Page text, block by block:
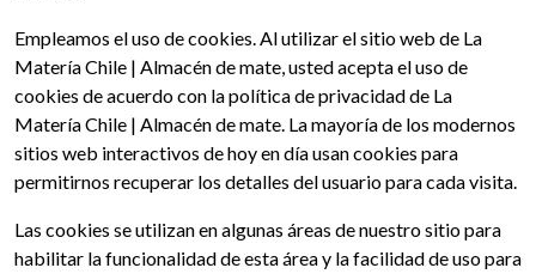
Empleamos el uso de cookies. Al utilizar el sitio web de La
Matería Chile | Almacén de mate, usted acepta el uso de
cookies de acuerdo con la política de privacidad de La
Matería Chile | Almacén de mate. La mayoría de los modernos
sitios web interactivos de hoy en día usan cookies para
permitirnos recuperar los detalles del usuario para cada visita.
Las cookies se utilizan en algunas áreas de nuestro sitio para
habilitar la funcionalidad de esta área y la facilidad de uso para